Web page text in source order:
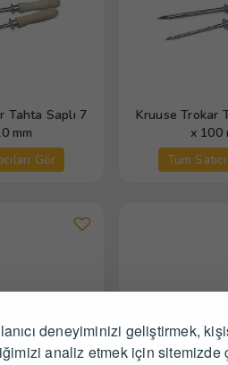
deneyiminizi geliştirmek,
analiz etmek için sitemizde
Tahta Saplı 7
mm
Gör
Kruuse Trokar
x 100
Tüm